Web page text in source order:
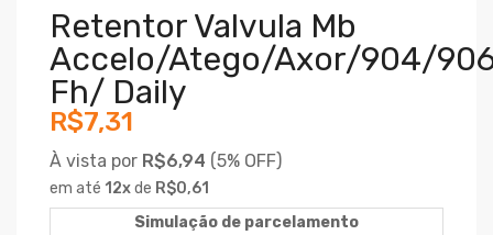
Retentor Valvula Mb
Accelo/atego/axor/904/
Fh/ Daily
R$7,31
À vista por R$6,94 (5% OFF)
em até 12xde R$0,61
Simulação de parcelamento